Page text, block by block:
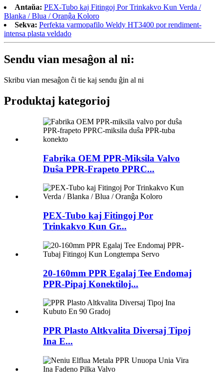
Antaŭa: PEX-Tubo kaj Fitingoj Por Trinkakvo Kun Verda /
Blanka / Blua / Oranĝa Koloro
Sekva: Perfekta varmopafilo Weldy HT3400 por rendiment-
intensa plasta veldado
Sendu vian mesaĝon al ni:
Skribu vian mesaĝon ĉi tie kaj sendu ĝin al ni
Produktaj kategorioj
Fabrika OEM PPR-Miksila Valvo
Duŝa PPR-Frapeto PPRC...
PEX-Tubo kaj Fitingoj Por
Trinkakvo Kun Gr...
20-160mm PPR Egalaj Tee Endomaj
PPR-Pipaj Konektiloj...
PPR Plasto Altkvalita Diversaj Tipoj
Ina E...